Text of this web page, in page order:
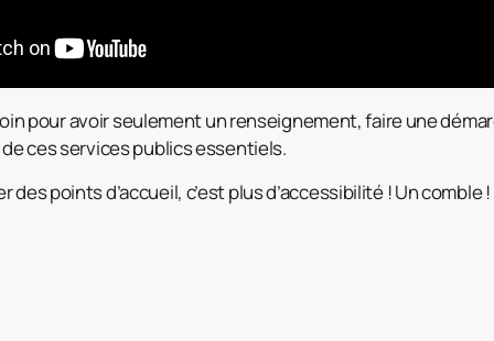
pour avoir seulement un renseignement, faire une
ces services publics essentiels.
des points d’accueil, c’est plus d’accessibilité ! Un comble !